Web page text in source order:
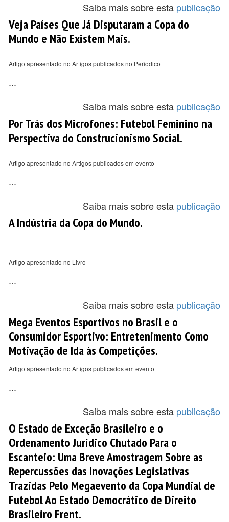
Saiba mais sobre esta publicação
Veja Países Que Já Disputaram a Copa do
Mundo e Não Existem Mais.
Artigo apresentado no Artigos publicados no Periodico
...
Saiba mais sobre esta publicação
Por Trás dos Microfones: Futebol Feminino na
Perspectiva do Construcionismo Social.
Artigo apresentado no Artigos publicados em evento
...
Saiba mais sobre esta publicação
A Indústria da Copa do Mundo.
Artigo apresentado no Livro
...
Saiba mais sobre esta publicação
Mega Eventos Esportivos no Brasil e o
Consumidor Esportivo: Entretenimento Como
Motivação de Ida às Competições.
Artigo apresentado no Artigos publicados em evento
...
Saiba mais sobre esta publicação
O Estado de Exceção Brasileiro e o
Ordenamento Jurídico Chutado Para o
Escanteio: Uma Breve Amostragem Sobre as
Repercussões das Inovações Legislativas
Trazidas Pelo Megaevento da Copa Mundial de
Futebol Ao Estado Democrático de Direito
Brasileiro Frent.